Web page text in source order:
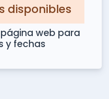
disponibles
web para
y fechas